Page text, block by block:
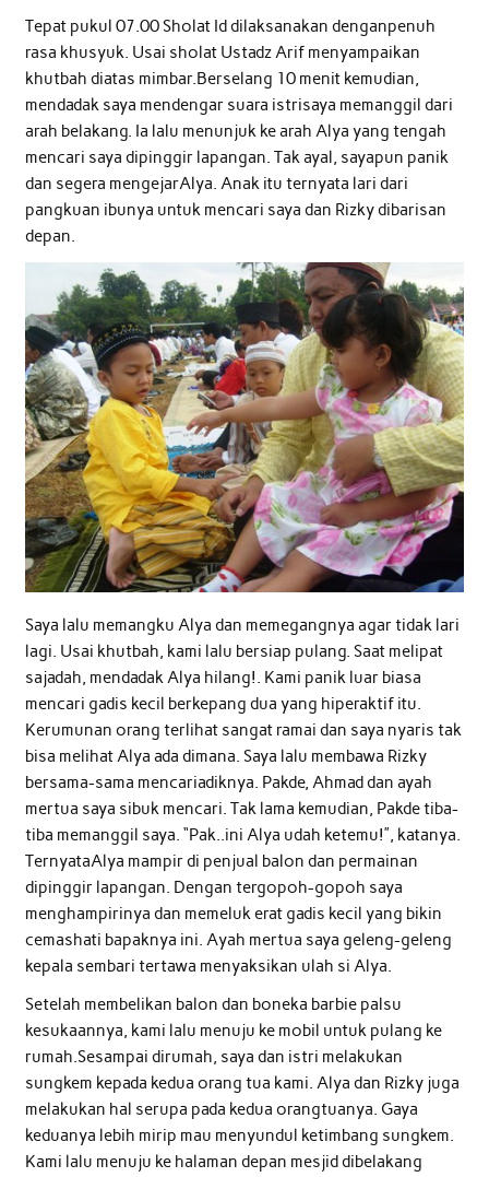
Tepat pukul 07.00 Sholat Id dilaksanakan denganpenuh
rasa khusyuk. Usai sholat Ustadz Arif menyampaikan
khutbah diatas mimbar.Berselang 10 menit kemudian,
mendadak saya mendengar suara istrisaya memanggil dari
arah belakang. Ia lalu menunjuk ke arah Alya yang tengah
mencari saya dipinggir lapangan. Tak ayal, sayapun panik
dan segera mengejarAlya. Anak itu ternyata lari dari
pangkuan ibunya untuk mencari saya dan Rizky dibarisan
depan.
Saya lalu memangku Alya dan memegangnya agar tidak lari
lagi. Usai khutbah, kami lalu bersiap pulang. Saat melipat
sajadah, mendadak Alya hilang!. Kami panik luar biasa
mencari gadis kecil berkepang dua yang hiperaktif itu.
Kerumunan orang terlihat sangat ramai dan saya nyaris tak
bisa melihat Alya ada dimana. Saya lalu membawa Rizky
bersama-sama mencariadiknya. Pakde, Ahmad dan ayah
mertua saya sibuk mencari. Tak lama kemudian, Pakde tiba-
tiba memanggil saya. “Pak..ini Alya udah ketemu!”, katanya.
TernyataAlya mampir di penjual balon dan permainan
dipinggir lapangan. Dengan tergopoh-gopoh saya
menghampirinya dan memeluk erat gadis kecil yang bikin
cemashati bapaknya ini. Ayah mertua saya geleng-geleng
kepala sembari tertawa menyaksikan ulah si Alya.
Setelah membelikan balon dan boneka barbie palsu
kesukaannya, kami lalu menuju ke mobil untuk pulang ke
rumah.Sesampai dirumah, saya dan istri melakukan
sungkem kepada kedua orang tua kami. Alya dan Rizky juga
melakukan hal serupa pada kedua orangtuanya. Gaya
keduanya lebih mirip mau menyundul ketimbang sungkem.
Kami lalu menuju ke halaman depan mesjid dibelakang